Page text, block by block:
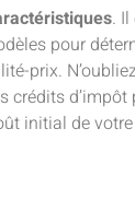
.
pour
prix.
crédits
initial de